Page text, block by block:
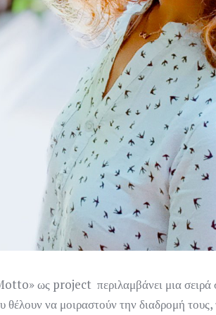
ως project περιλαμβάνει μια σειρά
να μοιραστούν την διαδρομή τους,